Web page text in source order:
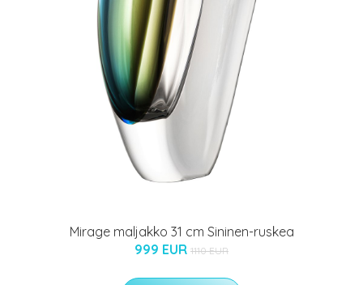
Mirage maljakko 31 cm Sininen-ruskea
999 EUR 1110 EUR